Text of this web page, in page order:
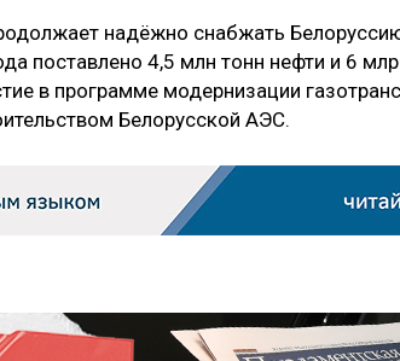
надёжно снабжать
поставлено 4,5 млн тонн нефти и 6
в программе модернизации
Белорусской АЭС.